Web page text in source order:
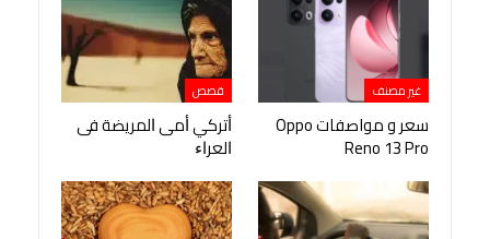
غير مصنف
سعر و مواصفات Oppo
Reno 13 Pro
قصص
ﺃﺗﺮﻛﻲ ﺃﻣﻰ ﺍﻟﻤﺮﻳﻀﺔ ﻓﻰ
ﺍﻟﻌﺮﺍﺀ